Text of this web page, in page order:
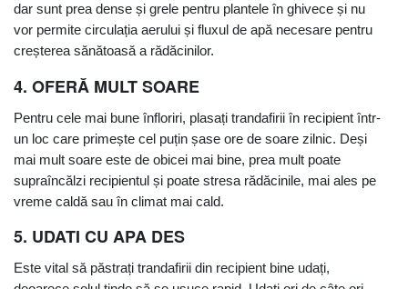
dar sunt prea dense și grele pentru plantele în ghivece și nu
vor permite circulația aerului și fluxul de apă necesare pentru
creșterea sănătoasă a rădăcinilor.
4. OFERĂ MULT SOARE
Pentru cele mai bune înfloriri, plasați trandafirii în recipient într-
un loc care primește cel puțin șase ore de soare zilnic. Deși
mai mult soare este de obicei mai bine, prea mult poate
supraîncălzi recipientul și poate stresa rădăcinile, mai ales pe
vreme caldă sau în climat mai cald.
5. UDATI CU APA DES
Este vital să păstrați trandafirii din recipient bine udați,